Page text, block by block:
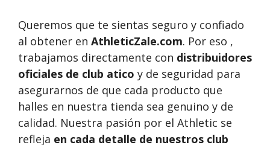
Queremos que te sientas seguro y confiado
al obtener en AthleticZale.com. Por eso ,
trabajamos directamente con distribuidores
oficiales de club atico y de seguridad para
asegurarnos de que cada producto que
halles en nuestra tienda sea genuino y de
calidad. Nuestra pasión por el Athletic se
refleja en cada detalle de nuestros club